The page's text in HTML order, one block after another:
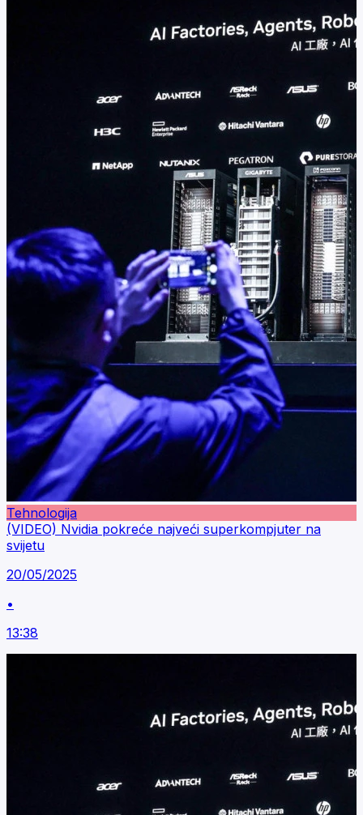
Tehnologija
(VIDEO) Nvidia pokreće najveći superkompjuter na
svijetu
20/05/2025
•
13:38